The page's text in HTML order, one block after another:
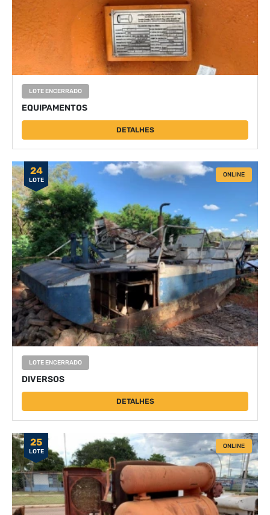
LOTE ENCERRADO
EQUIPAMENTOS
DETALHES
24
LOTE
ONLINE
LOTE ENCERRADO
DIVERSOS
DETALHES
25
LOTE
ONLINE